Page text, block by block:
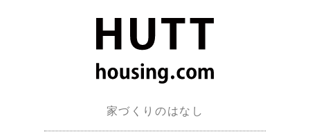
家づくりのはなし